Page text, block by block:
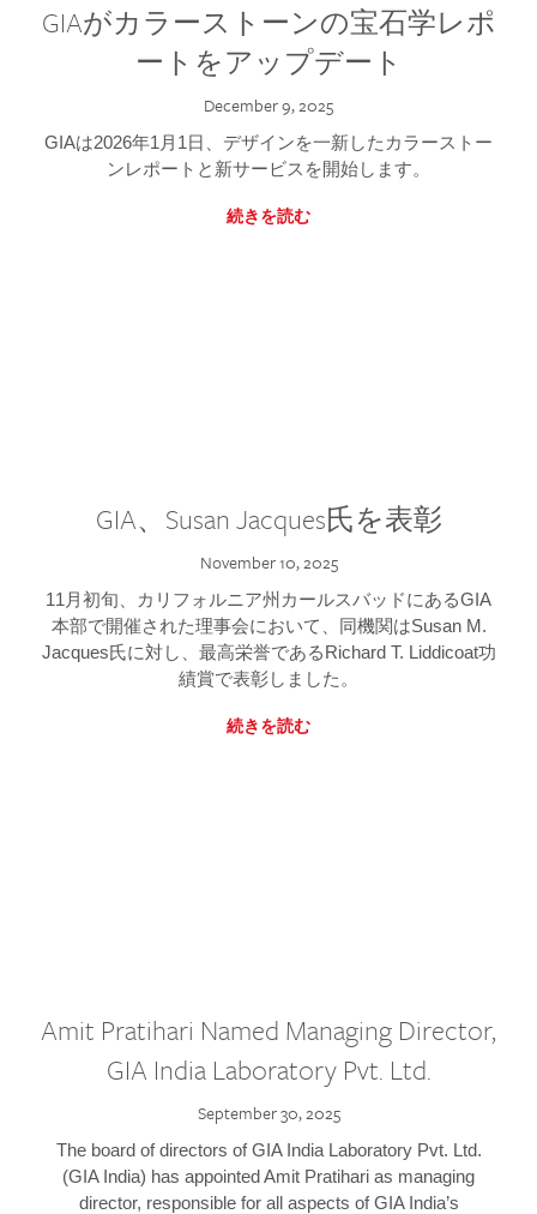
GIAがカラーストーンの宝石学レポ
ートをアップデート
December 9, 2025
GIAは2026年1月1日、デザインを一新したカラーストー
ンレポートと新サービスを開始します。
続きを読む
GIA、Susan Jacques氏を表彰
November 10, 2025
11月初旬、カリフォルニア州カールスバッドにあるGIA
本部で開催された理事会において、同機関はSusan M.
Jacques氏に対し、最高栄誉であるRichard T. Liddicoat功
績賞で表彰しました。
続きを読む
Amit Pratihari Named Managing Director,
GIA India Laboratory Pvt. Ltd.
September 30, 2025
The board of directors of GIA India Laboratory Pvt. Ltd.
(GIA India) has appointed Amit Pratihari as managing
director, responsible for all aspects of GIA India’s